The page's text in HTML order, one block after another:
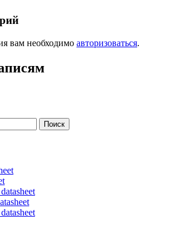
вам необходимо авторизоваться.